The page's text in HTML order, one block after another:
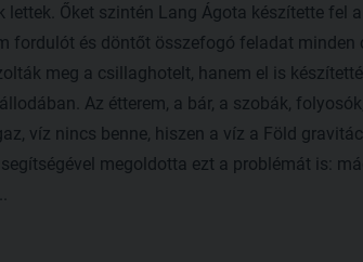
Őket szintén Lang Ágota készítette fel a
és döntőt összefogó feladat minden
meg a csillaghotelt, hanem el is
Az étterem, a bár, a szobák,
víz nincs benne, hiszen a víz a Föld
megoldotta ezt a problémát is: